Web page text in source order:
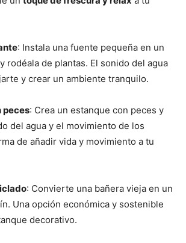
: Instala una fuente pequeña en un
rodéala de plantas. El sonido del agua
y crear un ambiente tranquilo.
peces: Crea un estanque con peces y
del agua y el movimiento de los
de añadir vida y movimiento a tu
: Convierte una bañera vieja en un
Una opción económica y sostenible
decorativo.